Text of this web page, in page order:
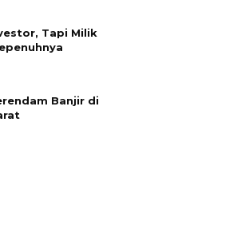
Tapi Milik
Banjir di